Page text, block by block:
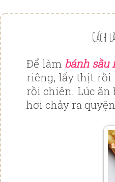
Cách
Để làm bánh sầu
riêng, lấy thịt rồi
rồi chiên. Lúc ăn
hơi chảy ra